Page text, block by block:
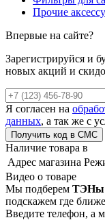
Прочие
Впервые на сайте?
Зарегистрируйся и
новых акций и
Я согласен на
данных, а так же с
Наличие товара в
Адрес магазина
Видео о товаре
Мы подберем ТЭНы
подскажем где ближе
Введите телефон, а